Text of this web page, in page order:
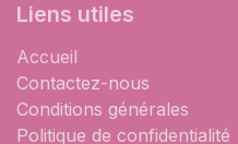
Liens utiles
Accueil
Contactez-nous
Conditions générales
Politique de confidentialité